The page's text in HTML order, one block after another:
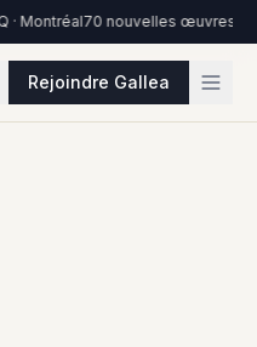
70 nouvelles œuvres dans la
Rejoindre Gallea